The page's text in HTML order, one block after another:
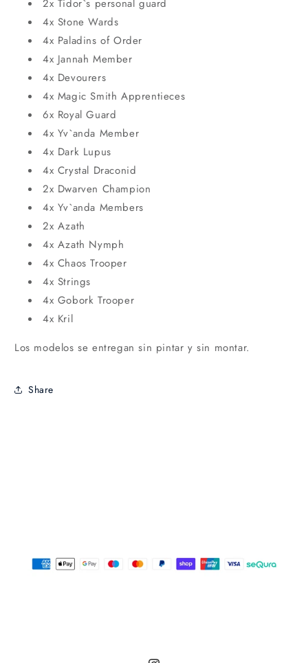
2x Tidor`s personal guard
4x Stone Wards
4x Paladins of Order
4x Jannah Member
4x Devourers
4x Magic Smith Apprentieces
6x Royal Guard
4x Yv`anda Member
4x Dark Lupus
4x Crystal Draconid
2x Dwarven Champion
4x Yv`anda Members
2x Azath
4x Azath Nymph
4x Chaos Trooper
4x Strings
4x Gobork Trooper
4x Kril
Los modelos se entregan sin pintar y sin montar.
Share